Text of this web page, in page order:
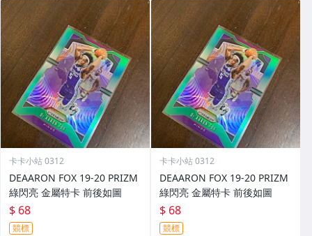
卡卡小站 0312
DEAARON FOX 19-20 PRIZM
綠閃亮 金屬特卡 前後如圖
$ 68
競標
卡卡小站 0312
DEAARON FOX 19-20 PRIZM
綠閃亮 金屬特卡 前後如圖
$ 68
競標